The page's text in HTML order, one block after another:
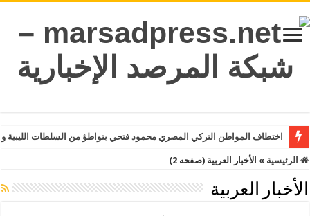
اختطاف المواطن التركي المصري محمود فتحي بتواطؤ من السلطات
الرئيسية » الأخبار العربية (صفحه 2)
الأخبار العربية